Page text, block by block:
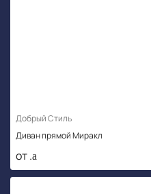
Добрый Стиль
Диван прямой Миракл
от .